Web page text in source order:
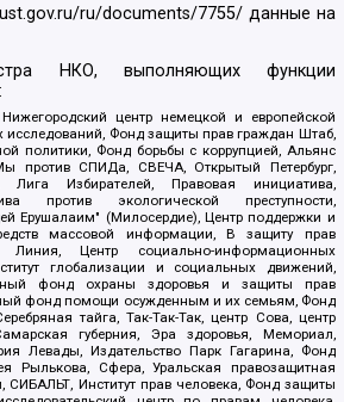
ru/documents/7755/ данные на
НКО, выполняющих функции
центр немецкой и европейской
исследований, Фонд защиты прав граждан Штаб,
политики, Фонд борьбы с коррупцией, Альянс
против СПИДа, СВЕЧА, Открытый Петербург,
Лига Избирателей, Правовая инициатива,
против экологической преступности,
Ерушалаим" (Милосердие), Центр поддержки и
массовой информации, В защиту прав
Линия, Центр социально-информационных
глобализации и социальных движений,
фонд охраны здоровья и защиты прав
фонд помощи осужденным и их семьям, Фонд
тайга, Так-Так-Так, центр Сова, центр
губерния, Эра здоровья, Мемориал,
Левады, Издательство Парк Гагарина, Фонд
Рылькова, Сфера, Уральская правозащитная
СИБАЛЬТ, Институт прав человека, Фонд защиты